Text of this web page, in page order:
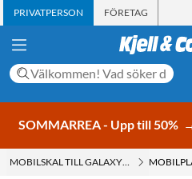
PRIVATPERSON FÖRETAG
SOMMARREA - Upp till 50%
MOBILSKAL TILL GALAXY S21